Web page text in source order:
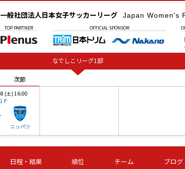
一般社団法人日本女子サッカーリーグ Japan Women's
TOP PARTNER OFFICIAL SPONSOR
なでしこリーグ1部
次節
(土) 16:00
Ｆ
ニッパツ
(土) 15:00
パツ
第16節 09/05 (土) 15:00
石人の星
第16節 09/05 (土) 16:00
ＡＧＦ
次節
日程・結果 順位 チーム ブログ